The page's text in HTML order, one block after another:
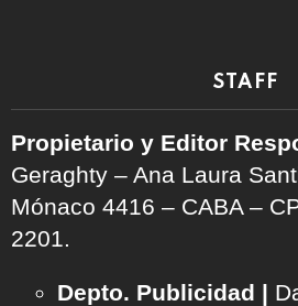
STAFF
Propietario y Editor
Geraghty – Ana Laura
Mónaco 4416 – CABA –
2201.
Depto. Publicidad |